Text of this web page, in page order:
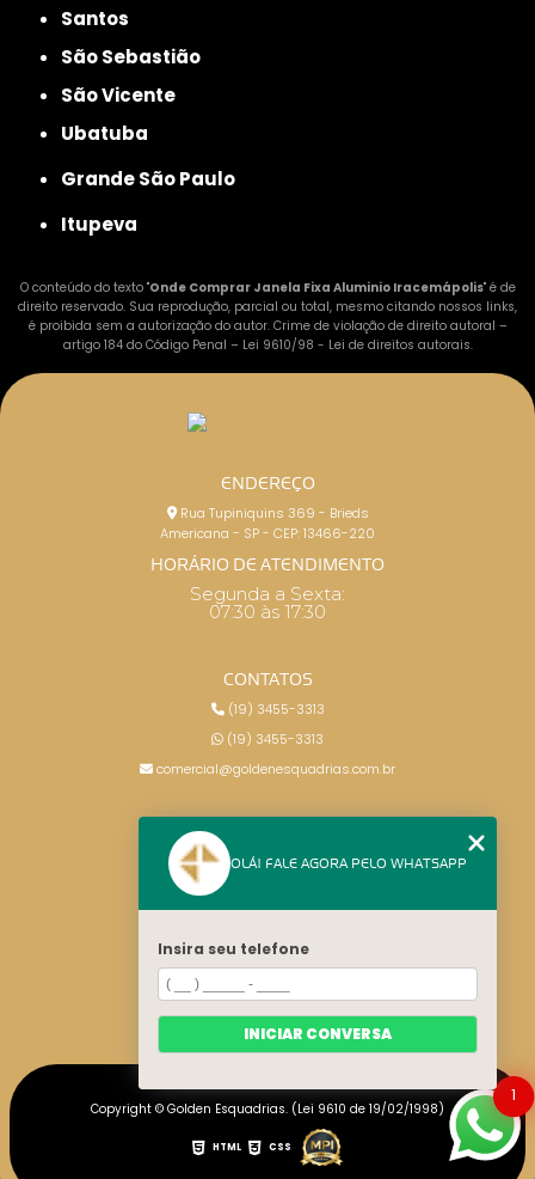
Santos
São Sebastião
São Vicente
Ubatuba
Grande São Paulo
Itupeva
O conteúdo do texto "Onde Comprar Janela Fixa Aluminio Iracemápolis" é de
direito reservado. Sua reprodução, parcial ou total, mesmo citando nossos links,
é proibida sem a autorização do autor. Crime de violação de direito autoral –
artigo 184 do Código Penal – Lei 9610/98 - Lei de direitos autorais.
ENDEREÇO
Rua Tupiniquins 369 - Brieds
Americana - SP - CEP: 13466-220
HORÁRIO DE ATENDIMENTO
Segunda a Sexta:
07:30 às 17:30
CONTATOS
(19) 3455-3313
(19) 3455-3313
comercial@goldenesquadrias.com.br
HOME
CATEGORIAS
MAPA DO SITE
Copyright © Golden Esquadrias. (Lei 9610 de 19/02/1998)
HTML CSS
1
OLÁ! FALE AGORA PELO WHATSAPP
Insira seu telefone
INICIAR CONVERSA